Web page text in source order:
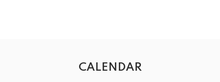
CALENDAR